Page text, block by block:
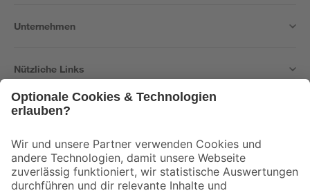
Unternehmen
Nützliche Links
Der toom Newsletter: Keine Angebote und Aktionen mehr verpassen!
Zur Newsletter Anmeldung